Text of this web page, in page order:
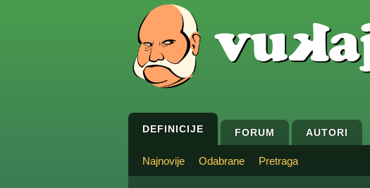
DEFINICIJE FORUM AUTORI
Najnovije Odabrane Pretraga